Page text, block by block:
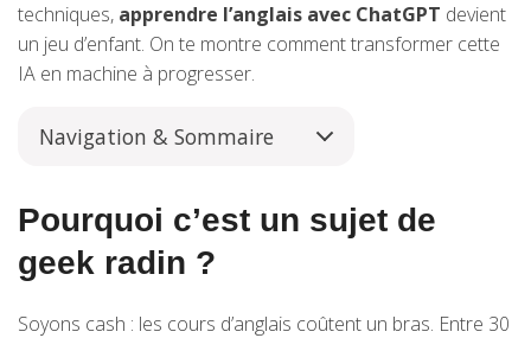
techniques, apprendre l’anglais avec ChatGPT devient
un jeu d’enfant. On te montre comment transformer cette
IA en machine à progresser.
Navigation & Sommaire
Pourquoi c’est un sujet de
geek radin ?
Soyons cash : les cours d’anglais coûtent un bras. Entre 30